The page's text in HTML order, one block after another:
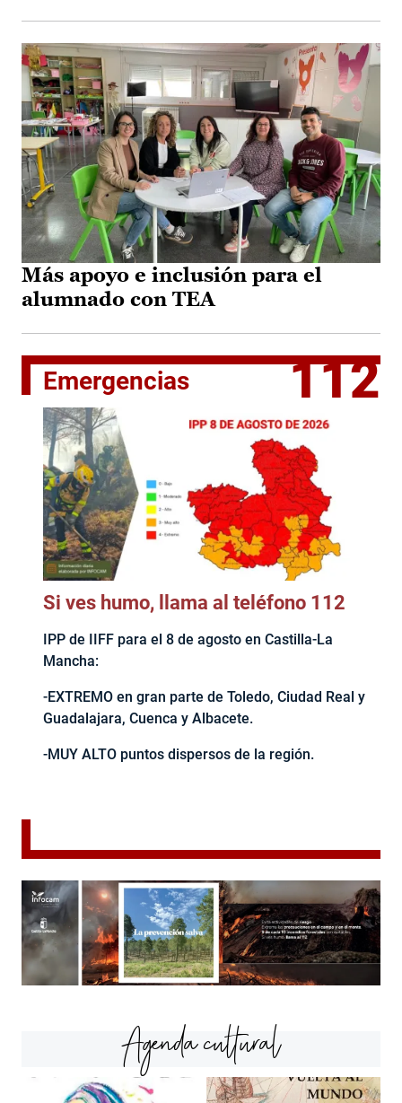
Más apoyo e inclusión para el
alumnado con TEA
Emergencias 112
Si ves humo, llama al teléfono 112
IPP de IIFF para el 8 de agosto en Castilla-La
Mancha:
-EXTREMO en gran parte de Toledo, Ciudad Real y
Guadalajara, Cuenca y Albacete.
-MUY ALTO puntos dispersos de la región.
Agenda cultural